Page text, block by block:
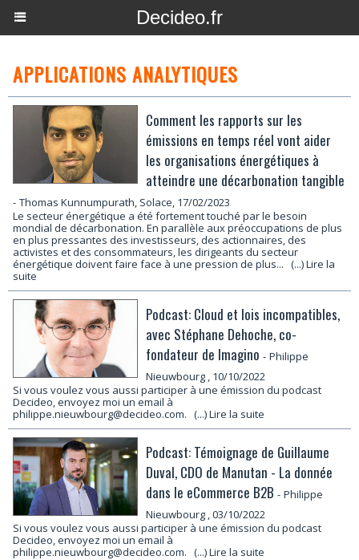
Decideo.fr
APPLICATIONS ANALYTIQUES
Comment les rapports sur les
émissions en temps réel vont aider
les organisations énergétiques à
atteindre une décarbonation tangible
- Thomas Kunnumpurath, Solace, 17/02/2023
Le secteur énergétique a été fortement touché par le besoin
mondial de décarbonation. En parallèle aux préoccupations de plus
en plus pressantes des investisseurs, des actionnaires, des
activistes et des consommateurs, les dirigeants du secteur
énergétique doivent faire face à une pression de plus... (...) Lire la
suite
Podcast: Cloud et lois incompatibles,
avec Stéphane Dehoche, co-
fondateur de Imagino - Philippe
Nieuwbourg , 10/10/2022
Si vous voulez vous aussi participer à une émission du podcast
Decideo, envoyez moi un email à
philippe.nieuwbourg@decideo.com. (...) Lire la suite
Podcast: Témoignage de Guillaume
Duval, CDO de Manutan - La donnée
dans le eCommerce B2B - Philippe
Nieuwbourg , 03/10/2022
Si vous voulez vous aussi participer à une émission du podcast
Decideo, envoyez moi un email à
philippe.nieuwbourg@decideo.com. (...) Lire la suite